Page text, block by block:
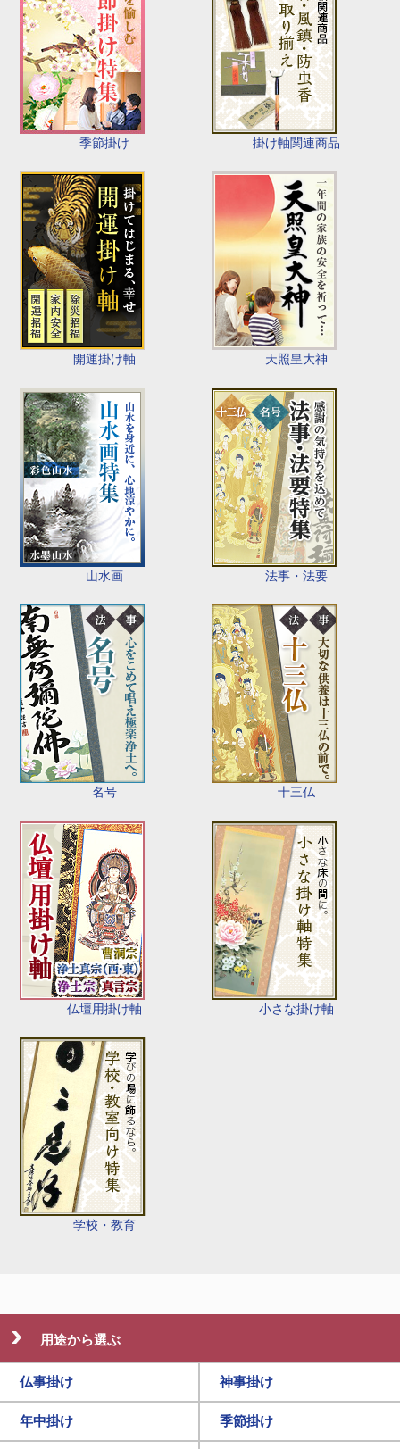
季節掛け 掛け軸関連商品
開運掛け軸 天照皇大神
山水画 法事・法要
名号 十三仏
仏壇用掛け軸 小さな掛け軸
学校・教育
用途から選ぶ
仏事掛け 神事掛け
年中掛け 季節掛け